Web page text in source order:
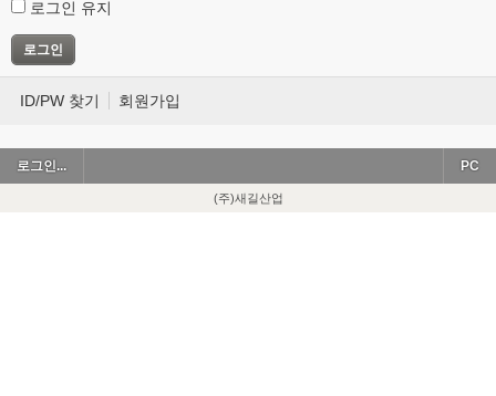
로그인 유지
ID/PW 찾기 회원가입
로그인... PC
(주)새길산업